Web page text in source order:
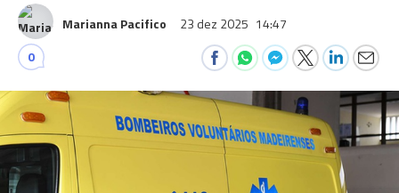
Marianna Pacifico 23 dez 2025 14:47
0